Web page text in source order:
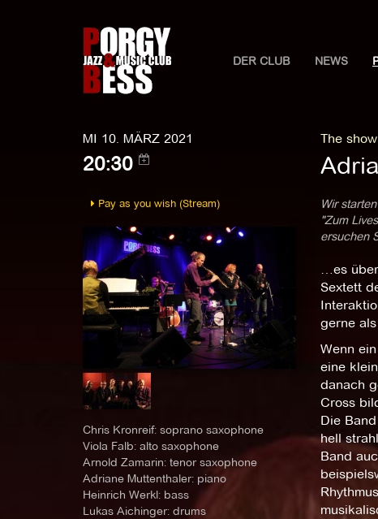
DER CLUB NEWS
MI 10. MÄRZ 2021
20:30
The
Pay as you wish (Stream)
Chris Kronreif: soprano saxophone
Viola Falb: alto saxophone
Arnold Zamarin: tenor saxophone
Adriane Muttenthaler: piano
Heinrich Werkl: bass
Lukas Aichinger: drums
Wir
"Zum
ersuchen
…es
Sextett
gerne
Wenn
eine
danach
Cross
Die
hell
Band